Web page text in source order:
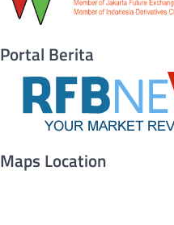
Portal Berita
Maps Location